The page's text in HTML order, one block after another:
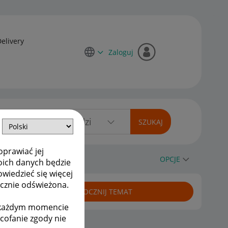
jej
danych będzie
się więcej
odświeżona.
momencie
zgody nie
Zaloguj
OPCJE
ROZPOCZNIJ TEMAT